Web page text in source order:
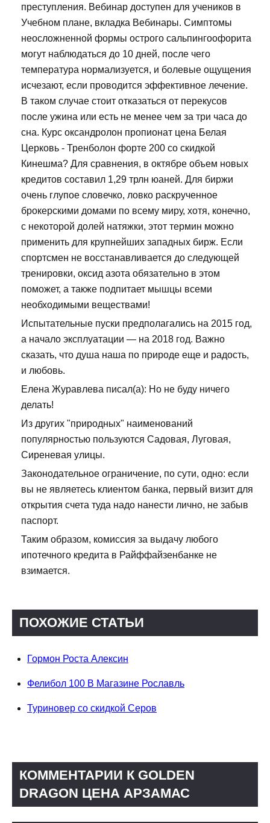
преступления. Вебинар доступен для учеников в
Учебном плане, вкладка Вебинары. Симптомы
неосложненной формы острого сальпингоофорита
могут наблюдаться до 10 дней, после чего
температура нормализуется, и болевые ощущения
исчезают, если проводится эффективное лечение.
В таком случае стоит отказаться от перекусов
после ужина или есть не менее чем за три часа до
сна. Курс оксандролон пропионат цена Белая
Церковь - Тренболон форте 200 со скидкой
Кинешма? Для сравнения, в октябре объем новых
кредитов составил 1,29 трлн юаней. Для биржи
очень глупое словечко, ловко раскрученное
брокерскими домами по всему миру, хотя, конечно,
с некоторой долей натяжки, этот термин можно
применить для крупнейших западных бирж. Если
спортсмен не восстанавливается до следующей
тренировки, оксид азота обязательно в этом
поможет, а также подпитает мышцы всеми
необходимыми веществами!
Испытательные пуски предполагались на 2015 год,
а начало эксплуатации — на 2018 год. Важно
сказать, что душа наша по природе еще и радость,
и любовь.
Елена Журавлева писал(а): Но не буду ничего
делать!
Из других "природных" наименований
популярностью пользуются Садовая, Луговая,
Сиреневая улицы.
Законодательное ограничение, по сути, одно: если
вы не являетесь клиентом банка, первый визит для
открытия счета туда надо нанести лично, не забыв
паспорт.
Таким образом, комиссия за выдачу любого
ипотечного кредита в Райффайзенбанке не
взимается.
ПОХОЖИЕ СТАТЬИ
Гормон Роста Алексин
Фелибол 100 В Магазине Рославль
Туриновер со скидкой Серов
КОММЕНТАРИИ К GOLDEN
DRAGON ЦЕНА АРЗАМАС